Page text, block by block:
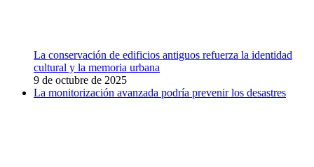
La conservación de edificios antiguos refuerza la identidad
cultural y la memoria urbana
9 de octubre de 2025
La monitorización avanzada podría prevenir los desastres